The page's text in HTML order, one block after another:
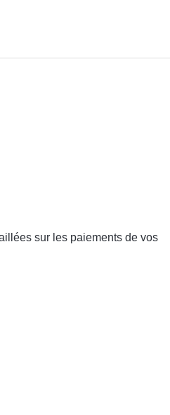
sur les paiements de vos